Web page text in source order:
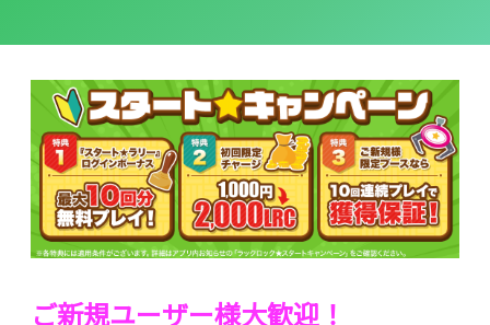
ご新規ユーザー様大歓迎！